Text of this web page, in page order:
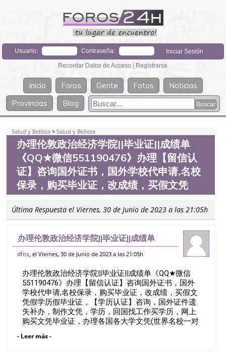
Usuario: Contraseña:
Recordar Datos de Acceso | Registrarse
Inicio Foros Gente Fotos
Noticias
Provincias
Blog
Salud y Belleza >Salud y Belleza
办理伦敦政治经济学院||毕业证||成绩单
《QQ★微信551190476》办理【留信认
证】咨询国外证书，国外学校代申请,名校
保录，购买毕业证，改成绩，买假文凭
Última Respuesta el Viernes, 30 de Junio de 2023 a las 21:05h
办理伦敦政治经济学院||毕业证||成绩单
《QQ★微信551190476》办理【留信认
保录，购买毕业证，改成绩，买假文凭
dfns , el Viernes, 30 de Junio de 2023 a las 21:05h
办理伦敦政治经济学院||毕业证||成绩单《QQ★微信
551190476》办理【留信认证】咨询国外证书，国外
学校代申请,名校保录，购买毕业证，改成绩，买假文
凭假学历假毕业证，【学历认证】咨询，国外证件遗
失补办，制作文凭，学历，回国找工作买学历，网上
购买文凭毕业证，办理各国各大学文凭(世界名校一对
of Economics and Political ScienceQ/薇551190476诚
- Leer más -